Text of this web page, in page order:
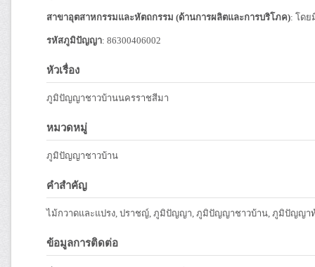
สาขาอุตสาหกรรมและหัตถกรรม (ด้านการผลิตและการบริโภค): โด
รหัสภูมิปัญญา: 86300406002
หัวเรื่อง
ภูมิปัญญาชาวบ้านนครราชสีมา
หมวดหมู่
ภูมิปัญญาชาวบ้าน
คำสำคัญ
ไม้กวาดและแปรง, ปราชญ์, ภูมิปัญญา, ภูมิปัญญาชาวบ้าน, ภูมิปัญญา
ข้อมูลการติดต่อ